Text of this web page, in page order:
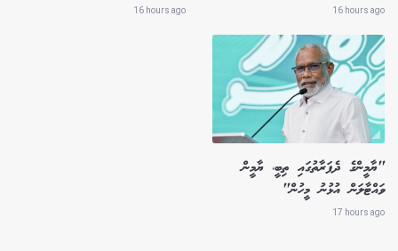
16 hours ago
16 hours ago
"ޔާމީންގެ ދެފަރާތުގައި ތިބީ، ޔާމީން
ވައްޓާލަން އުޅުނު މީހުން"
17 hours ago